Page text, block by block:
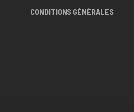
CONDITIONS GÉNÉRALES